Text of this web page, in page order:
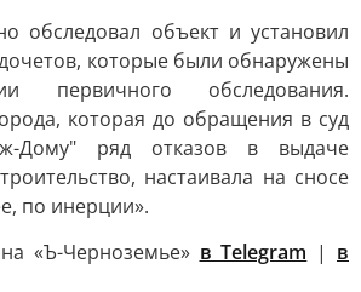
обследовал объект и установил
которые были обнаружены
первичного обследования.
которая до обращения в суд
Дому" ряд отказов в выдаче
настаивала на сносе
по инерции».
«Ъ-Черноземье» в Telegram | в